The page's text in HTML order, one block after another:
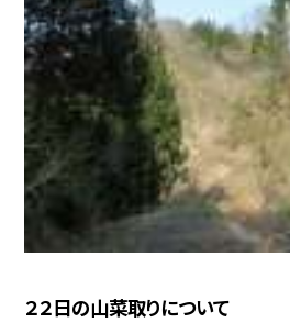
２２日の山菜取りについて